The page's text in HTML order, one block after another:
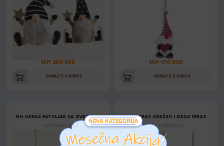
MP: 250 RSD
DODAJTE U KORPU
MP: 170 RSD
DODAJTE U KORPU
NG UKRAS PATULJAK SA ZVEZDOM
Šifra: 64923_2
NG UKRAS SNEŠKO I DEDA MRAZ
Šifra: 10030383_2